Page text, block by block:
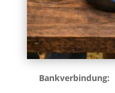
Bankverbindung: